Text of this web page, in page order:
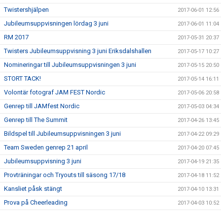
Twistershjälpen 2017-06-01 12:56
Jubileumsuppvisningen lördag 3 juni 2017-06-01 11:04
RM 2017 2017-05-31 20:37
Twisters Jubileumsuppvisning 3 juni Eriksdalshallen 2017-05-17 10:27
Nomineringar till Jubileumsuppvisningen 3 juni 2017-05-15 20:50
STORT TACK! 2017-05-14 16:11
Volontär fotograf JAM FEST Nordic 2017-05-06 20:58
Genrep till JAMfest Nordic 2017-05-03 04:34
Genrep till The Summit 2017-04-26 13:45
Bildspel till Jubileumsuppvisningen 3 juni 2017-04-22 09:29
Team Sweden genrep 21 april 2017-04-20 07:45
Jubileumsuppvisning 3 juni 2017-04-19 21:35
Provträningar och Tryouts till säsong 17/18 2017-04-18 11:52
Kansliet påsk stängt 2017-04-10 13:31
Prova på Cheerleading 2017-04-03 10:52